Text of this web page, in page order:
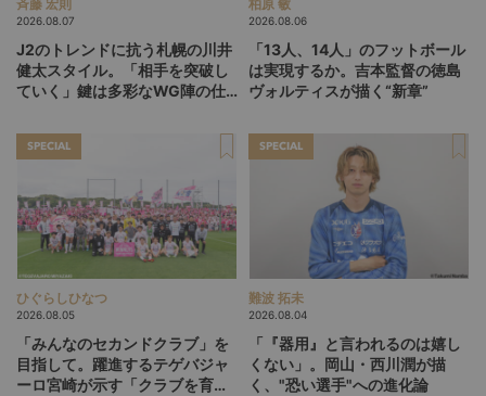
斉藤 宏則
2026.08.07
J2のトレンドに抗う札幌の川井
健太スタイル。「相手を突破し
ていく」鍵は多彩なWG陣の仕
柏原 敏
2026.08.06
「13人、14人」のフットボール
は実現するか。吉本監督の徳島
ヴォルティスが描く“新章”
SPECIAL
ひぐらしひなつ
2026.08.05
「みんなのセカンドクラブ」を
目指して。躍進するテゲバジャ
ーロ宮崎が示す「クラブを育て
SPECIAL
難波 拓未
2026.08.04
「『器用』と言われるのは嬉し
くない」。岡山・西川潤が描
く、"恐い選手"への進化論